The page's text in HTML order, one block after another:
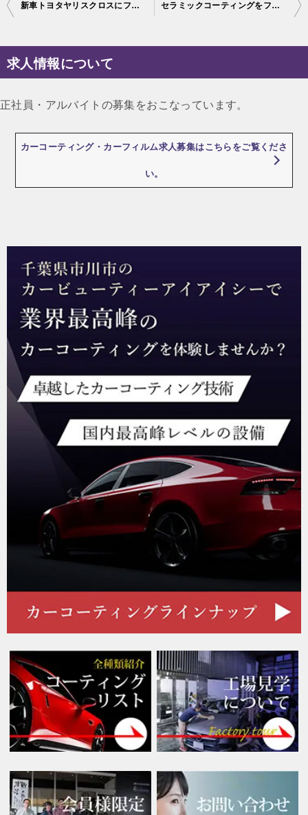
投
ナ
ビ
ー
シ
新車トヨタヤリスクロスにファインラボセラミックを施工です♪東京都江戸川区よりご来店 セラミックコーティングをフェラーリ.カリフォルニアT。東京都江戸川区よりご来店
求人情報について
正社員・アルバイトの募集をおこなっています。
カーコーティング・カーフィルム求人募集はこちらをご覧くださ
い。